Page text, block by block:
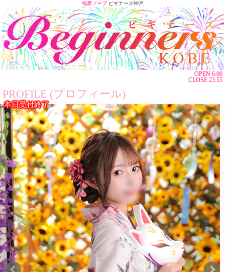
福原ソープ ビギナーズ神戸
OPEN 6:00
CLOSE 23:55
PROFILE (プロフィール)
本日受付終了